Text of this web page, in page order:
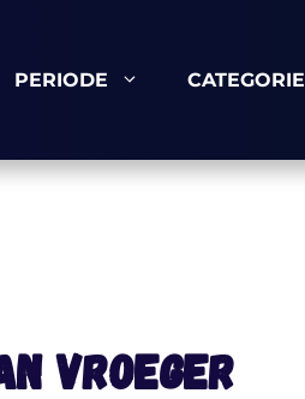
PERIODE CATEGORIE
vroeger